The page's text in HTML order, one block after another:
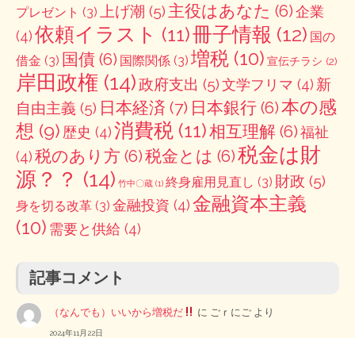
プレゼント (3) 上げ潮 (5) 主役はあなた (6)企業
(4)依頼イラスト (11)冊子情報 (12) 国の
借金 (3) 国債 (6) 国際関係 (3) 増税 (10) 宣伝チラシ (2)
岸田政権 (14)政府支出 (5)文学フリマ (4) 新
自由主義 (5) 日本経済 (7) 日本銀行 (6)本の感
想 (9) 歴史 (4)消費税 (11)相互理解 (6)福祉
(4)税のあり方 (6)税金とは (6)税金は財
源？？ (14) 竹中〇蔵 (1) 終身雇用見直し (3) 財政 (5)
身を切る改革 (3) 金融投資 (4)金融資本主義
(10) 需要と供給 (4)
記事コメント
（なんでも）いいから増税だ に ごｒにご より
2024年11月22日